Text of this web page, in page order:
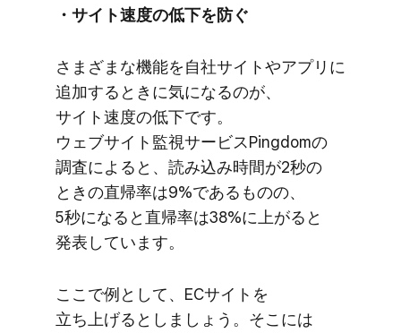
・サイト速度の​低下を​防ぐ
さまざまな​機能を​自社サイトや​アプリに​
追加する​ときに​気に​なるのが、​
サイト速度の​低下です。​
ウェブサイト監視サービスPingdomの​
調査に​よると、​読み込み時間が​2秒の​
ときの​直帰率は​9%である​ものの、​
5秒に​なると​直帰率は​38%に​上がると​
発表しています。
ここで​例と​して、​ECサイトを​
立ち上げるとしましょう。​そこには​